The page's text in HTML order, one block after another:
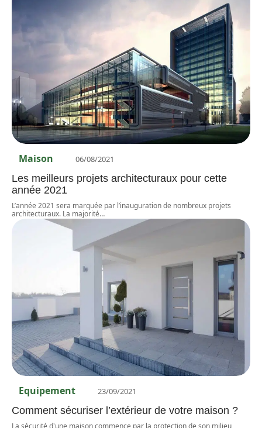
Maison 06/08/2021
Les meilleurs projets architecturaux pour cette
année 2021
L’année 2021 sera marquée par l’inauguration de nombreux projets
architecturaux. La majorité…
Equipement 23/09/2021
Comment sécuriser l’extérieur de votre maison ?